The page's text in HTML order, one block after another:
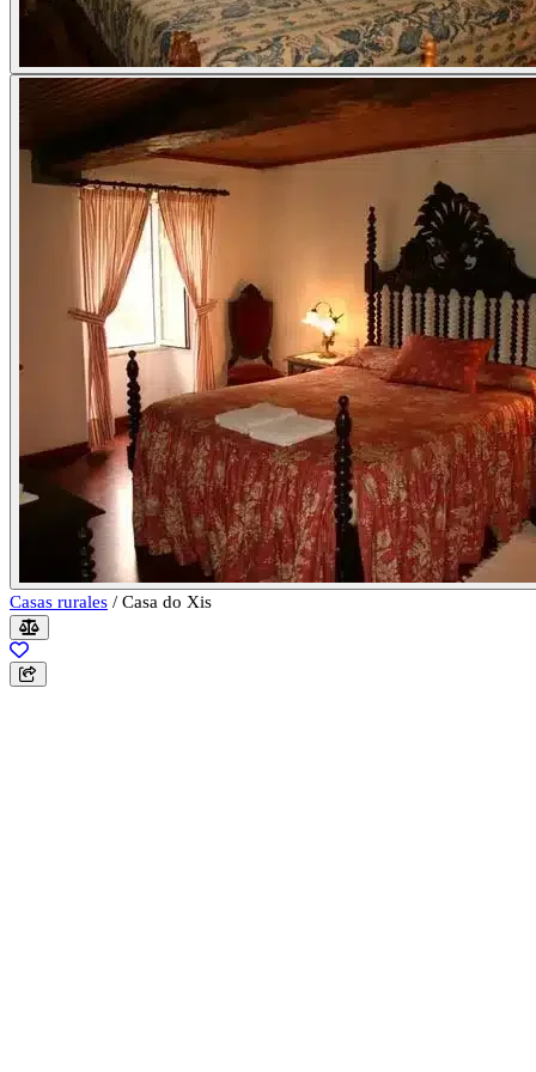
Casas rurales / Casa do Xis